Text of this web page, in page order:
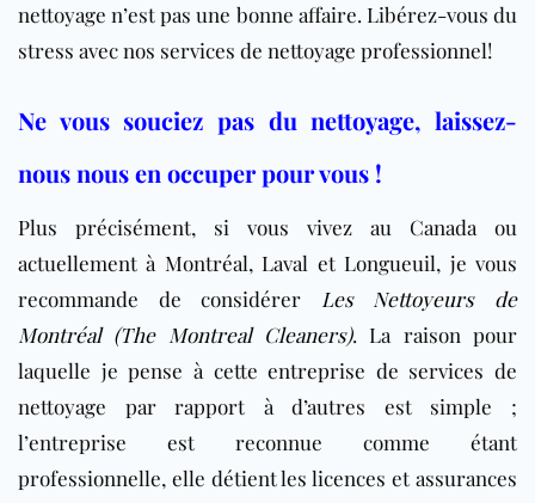
nettoyage n’est pas une bonne affaire.Libérez-vous du
stress avec nos services de nettoyage professionnel!
Ne vous souciez pas du nettoyage, laissez-
nous nous en occuper pour vous !
Plus précisément, si vous vivez au Canada ou
actuellement à Montréal, Laval et Longueuil, je vous
recommande de considérer Les Nettoyeurs de
Montréal (The Montreal Cleaners). La raison pour
laquelle je pense à cette entreprise de services de
nettoyage par rapport à d’autres est simple ;
l’entreprise est reconnue comme étant
professionnelle, elle détient les licences et assurances